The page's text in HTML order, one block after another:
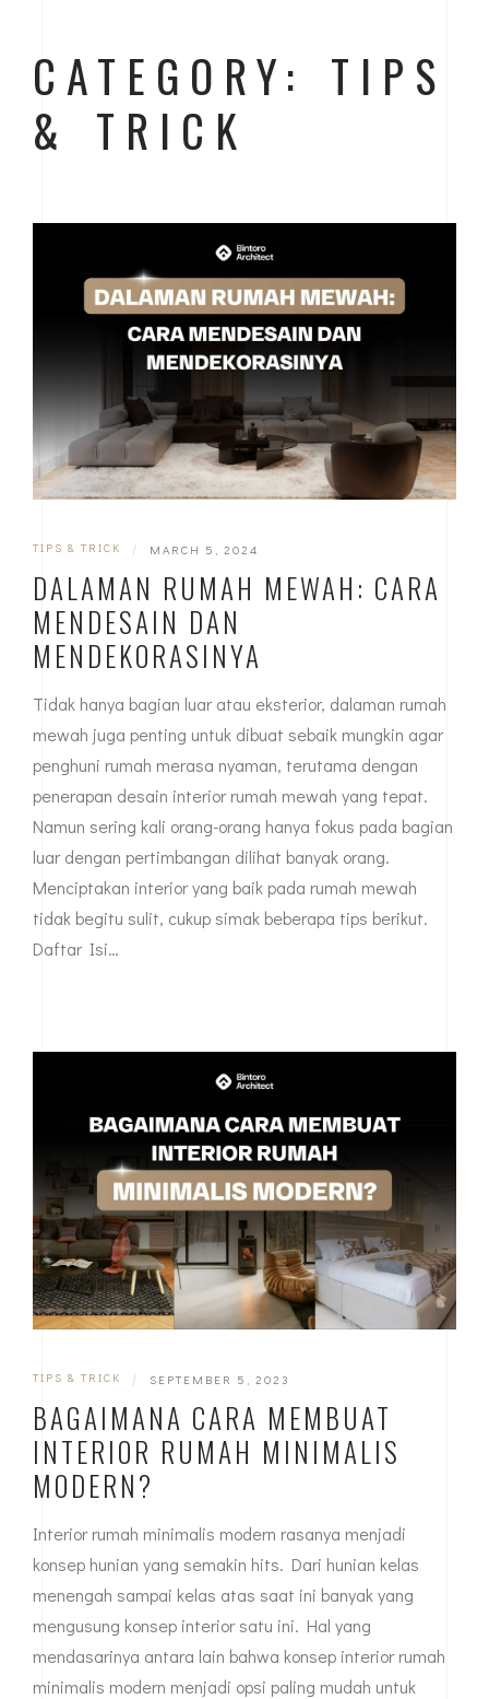
CATEGORY: TIPS
& TRICK
TIPS & TRICK | MARCH 5, 2024
DALAMAN RUMAH MEWAH: CARA
MENDESAIN DAN
MENDEKORASINYA
Tidak hanya bagian luar atau eksterior, dalaman rumah
mewah juga penting untuk dibuat sebaik mungkin agar
penghuni rumah merasa nyaman, terutama dengan
penerapan desain interior rumah mewah yang tepat.
Namun sering kali orang-orang hanya fokus pada bagian
luar dengan pertimbangan dilihat banyak orang.
Menciptakan interior yang baik pada rumah mewah
tidak begitu sulit, cukup simak beberapa tips berikut.
Daftar Isi…
TIPS & TRICK | SEPTEMBER 5, 2023
BAGAIMANA CARA MEMBUAT
INTERIOR RUMAH MINIMALIS
MODERN?
Interior rumah minimalis modern rasanya menjadi
konsep hunian yang semakin hits. Dari hunian kelas
menengah sampai kelas atas saat ini banyak yang
mengusung konsep interior satu ini. Hal yang
mendasarinya antara lain bahwa konsep interior rumah
minimalis modern menjadi opsi paling mudah untuk